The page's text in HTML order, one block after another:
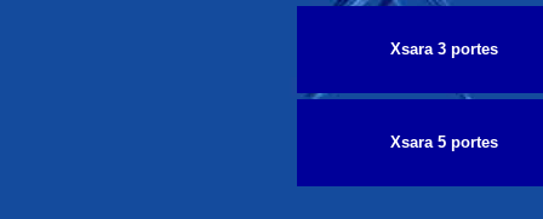
Xsara 3 portes
Xsara 5 portes